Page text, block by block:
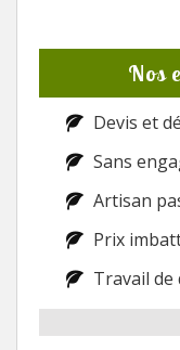
Nos
Devis et
Sans
Artisan
Prix
Travail de